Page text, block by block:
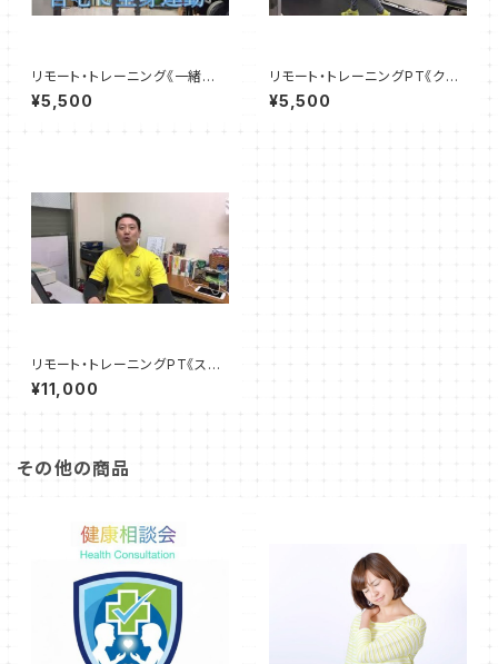
リモート・トレーニング《一緒に
宅トレ！》所要時間20～30分
¥5,500
リモート・トレーニングPT《クイ
ックコース》所要時間20～30分
¥5,500
リモート・トレーニングPT《スタ
ンダードコース》所要時間50～
60分
¥11,000
その他の商品